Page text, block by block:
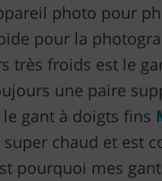
photo pour
pour la
très froids est le
une paire
gant à doigts fins
chaud et est
pourquoi mes